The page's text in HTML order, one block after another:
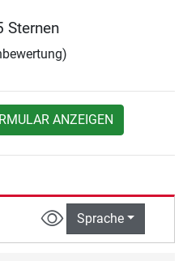
Sternen
ANZEIGEN
Sprache